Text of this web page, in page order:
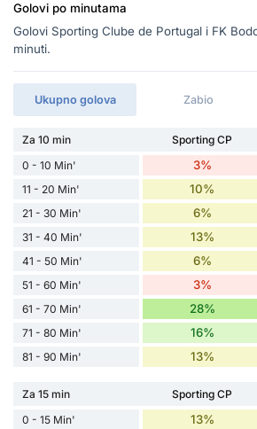
Golovi po minutama
Golovi Sporting Clube de Portugal i FK
minuti.
Ukupno golova Zabio
Za 10 min Sporting CP
0 - 10 Min'
3%
11 - 20 Min' 10%
21 - 30 Min' 6%
31 - 40 Min' 13%
41 - 50 Min' 6%
51 - 60 Min' 3%
61 - 70 Min' 28%
71 - 80 Min' 16%
81 - 90 Min' 13%
Za 15 min Sporting CP
0 - 15 Min'
13%